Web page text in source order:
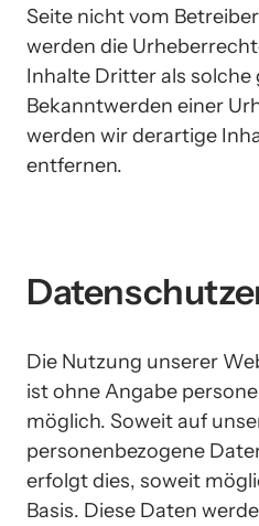
Seite nicht vom
werden die
Inhalte Dritter als solche
Bekanntwerden einer
werden wir derartige
entfernen.
Die Nutzung unserer
ist ohne Angabe
möglich. Soweit auf
personenbezogene
erfolgt dies, soweit
Basis. Diese Daten